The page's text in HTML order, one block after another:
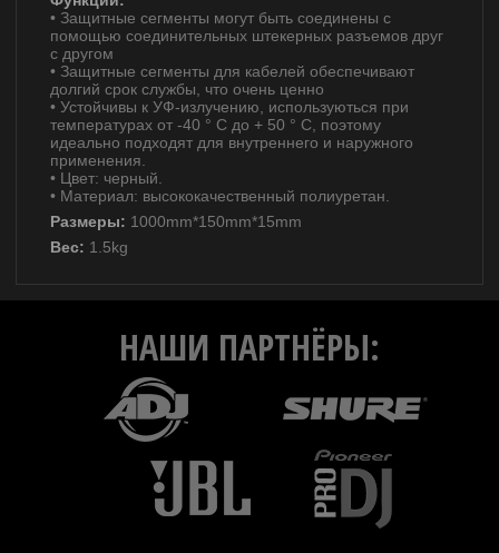
• Защитные сегменты могут быть соединены с
помощью соединительных штекерных разъемов друг
с другом
• Защитные сегменты для кабелей обеспечивают
долгий срок службы, что очень ценно
• Устойчивы к УФ-излучению, используються при
температурах от -40 ° C до + 50 ° C, поэтому
идеально подходят для внутреннего и наружного
применения.
• Цвет: черный.
• Материал: высококачественный полиуретан.
Размеры: 1000mm*150mm*15mm
Вес: 1.5kg
НАШИ ПАРТНЁРЫ: